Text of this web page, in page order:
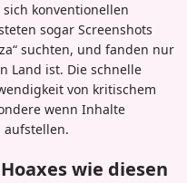
konventionellen
sogar Screenshots
suchten, und fanden nur
Land ist. Die schnelle
von kritischem
wenn Inhalte
wie diesen